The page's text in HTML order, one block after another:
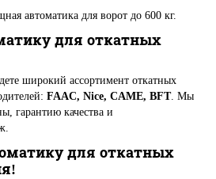
автоматика для ворот до 600 кг.
для откатных
широкий ассортимент откатных
FAAC, Nice, CAME, BFT. Мы
гарантию качества и
для откатных